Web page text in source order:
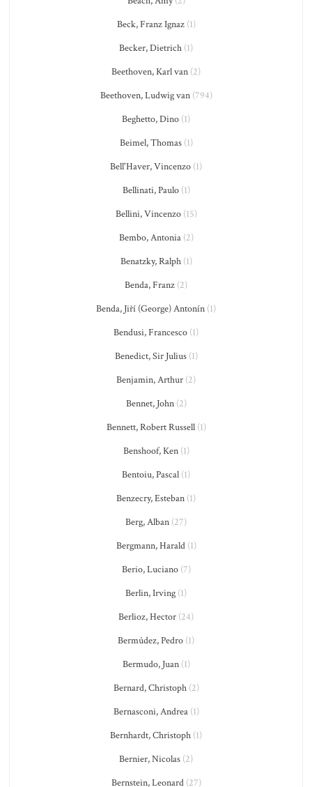
Beck, Franz Ignaz(1)
Becker, Dietrich (1)
Beethoven, Karl van (2)
Beethoven, Ludwig van(794)
Beghetto, Dino (1)
Beimel, Thomas(1)
Bell'Haver, Vincenzo (1)
Bellinati, Paulo(1)
Bellini, Vincenzo(15)
Bembo, Antonia(2)
Benatzky, Ralph(1)
Benda, Franz (2)
Benda, Jiří (George) Antonín (1)
Bendusi, Francesco (1)
Benedict, Sir Julius(1)
Benjamin, Arthur (2)
Bennet, John(2)
Bennett, Robert Russell(1)
Benshoof, Ken(1)
Bentoiu, Pascal (1)
Benzecry, Esteban (1)
Berg, Alban (27)
Bergmann, Harald(1)
Berio, Luciano(7)
Berlin, Irving (1)
Berlioz, Hector (24)
Bermúdez, Pedro (1)
Bermudo, Juan(1)
Bernard, Christoph(2)
Bernasconi, Andrea(1)
Bernhardt, Christoph (1)
Bernier, Nicolas (2)
Bernstein, Leonard(27)